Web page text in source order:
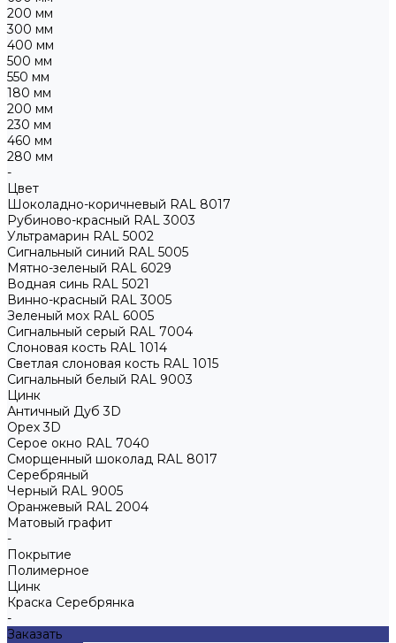
200 мм
300 мм
400 мм
500 мм
550 мм
180 мм
200 мм
230 мм
460 мм
280 мм
-
Цвет
Шоколадно-коричневый RAL 8017
Рубиново-красный RAL 3003
Ультрамарин RAL 5002
Сигнальный синий RAL 5005
Мятно-зеленый RAL 6029
Водная синь RAL 5021
Винно-красный RAL 3005
Зеленый мох RAL 6005
Сигнальный серый RAL 7004
Слоновая кость RAL 1014
Светлая слоновая кость RAL 1015
Сигнальный белый RAL 9003
Цинк
Античный Дуб 3D
Орех 3D
Серое окно RAL 7040
Сморщенный шоколад RAL 8017
Серебряный
Черный RAL 9005
Оранжевый RAL 2004
Матовый графит
-
Покрытие
Полимерное
Цинк
Краска Серебрянка
-
Заказать